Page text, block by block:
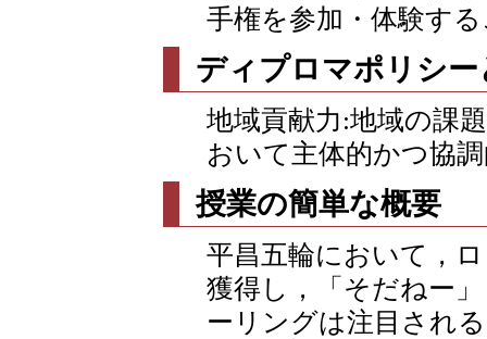
手権を参加・体験す
ディプロマポリシー
地域貢献力:地域の課
おいて主体的かつ協
授業の簡単な概要
平昌五輪において，
獲得し，「そだねー
ーリングは注目され